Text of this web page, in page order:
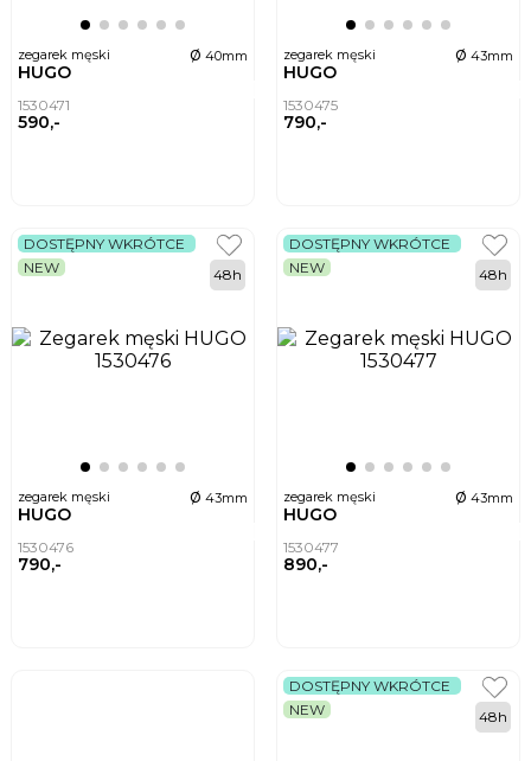
zegarek męski ø 40mm
HUGO
1530471
590,-
zegarek męski ø 43mm
HUGO
1530475
790,-
zegarek męski ø 43mm
HUGO
1530476
790,-
DOSTĘPNY WKRÓTCE
NEW
48h
zegarek męski ø 43mm
HUGO
1530477
890,-
DOSTĘPNY WKRÓTCE
NEW
48h
DOSTĘPNY WKRÓTCE
NEW
48h